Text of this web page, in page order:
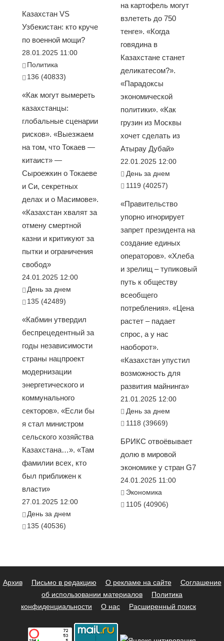
Казахстан VS
Узбекистан: кто круче
по военной мощи?
28.01.2025 11:00
Политика
136 (40833)
«Как могут вымереть
казахстанцы:
глобальные сценарии
рисков». «Выезжаем
на том, что Токаев —
китаист» —
Сыроежкин о Токаеве
и Си, секретных
делах и о Масимове».
«Казахстан хвалят за
отмену смертной
казни и критикуют за
пытки и ограничения
свобод»
24.01.2025 12:00
День за днем
135 (42489)
«Кабмин утвердил
беспрецедентный за
годы независимости
страны нацпроект
модернизации
энергетического и
коммунального
секторов». «Если бы
я стал министром
сельского хозяйства
Казахстана…». «Там
фамилии всех, кто
был приближен к
власти»
27.01.2025 12:00
День за днем
135 (40536)
на картофель могут
взлететь до 750
тенге». «Когда
говядина в
Казахстане станет
деликатесом?».
«Парадоксы
экономической
политики». «Как
грузин из Москвы
хочет сделать из
Атырау Дубай»
22.01.2025 12:00
День за днем
1119 (40257)
«Правительство
упорно игнорирует
запрет президента на
создание единых
операторов». «Хлеба
и зрелищ – тупиковый
путь к обществу
всеобщего
потребления». «Цена
растет – падает
спрос, а у нас
наоборот».
«Казахстан упустил
возможность для
развития майнинга»
21.01.2025 12:00
День за днем
1118 (39669)
БРИКС отвоёвывает
долю в мировой
экономике у стран G7
24.01.2025 11:00
Экономика
1105 (40906)
Архив Письмо в редакцию О рекламе на сайте
Соглашение
об использовании материалов
Политика
конфиденциальности
О нас Расширенный поиск